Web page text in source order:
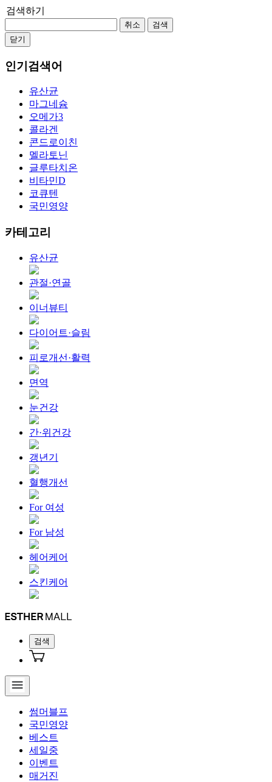
검색하기
취소
검색
닫기
인기검색어
유산균
마그네슘
오메가3
콜라겐
콘드로이친
멜라토닌
글루타치온
비타민D
코큐텐
국민영양
카테고리
유산균
관절·연골
이너뷰티
다이어트·슬림
피로개선·활력
면역
눈건강
간·위건강
갱년기
혈행개선
For 여성
For 남성
헤어케어
스킨케어
검색
썸머블프
국민영양
베스트
세일중
이벤트
매거진